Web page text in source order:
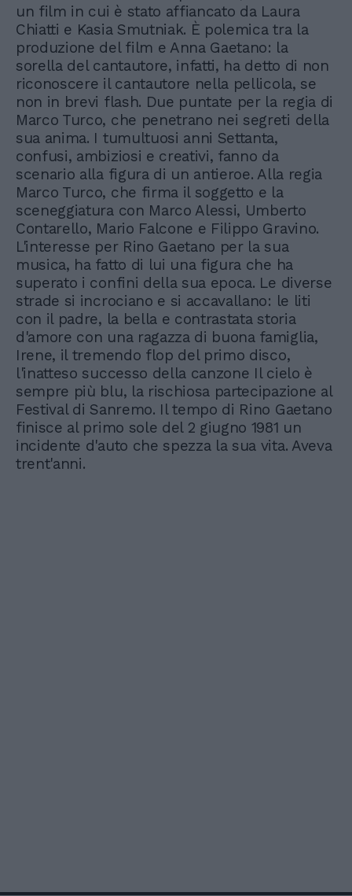
un film in cui è stato affiancato da Laura
Chiatti e Kasia Smutniak. È polemica tra la
produzione del film e Anna Gaetano: la
sorella del cantautore, infatti, ha detto di non
riconoscere il cantautore nella pellicola, se
non in brevi flash. Due puntate per la regia di
Marco Turco, che penetrano nei segreti della
sua anima. I tumultuosi anni Settanta,
confusi, ambiziosi e creativi, fanno da
scenario alla figura di un antieroe. Alla regia
Marco Turco, che firma il soggetto e la
sceneggiatura con Marco Alessi, Umberto
Contarello, Mario Falcone e Filippo Gravino.
L'interesse per Rino Gaetano per la sua
musica, ha fatto di lui una figura che ha
superato i confini della sua epoca. Le diverse
strade si incrociano e si accavallano: le liti
con il padre, la bella e contrastata storia
d'amore con una ragazza di buona famiglia,
Irene, il tremendo flop del primo disco,
l'inatteso successo della canzone Il cielo è
sempre più blu, la rischiosa partecipazione al
Festival di Sanremo. Il tempo di Rino Gaetano
finisce al primo sole del 2 giugno 1981 un
incidente d'auto che spezza la sua vita. Aveva
trent'anni.